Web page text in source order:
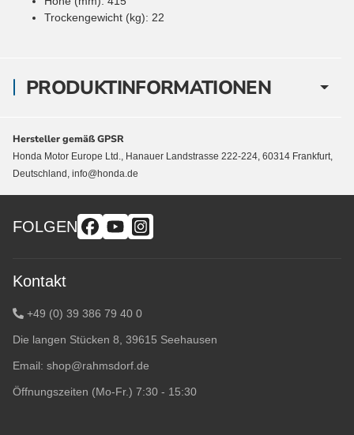
PRODUKTINFORMATIONEN
Trockengewicht (kg): 22
Hersteller gemäß GPSR
Honda Motor Europe Ltd., Hanauer Landstrasse 222-224, 60314 Frankfurt,
Deutschland, info@honda.de
FOLGEN
Kontakt
+49 (0) 39 386 79 40 0
Die langen Stücken 8, 39615 Seehausen
Email: shop@rahmsdorf.de
Öffnungszeiten (Mo-Fr.) 7:30 - 15:30